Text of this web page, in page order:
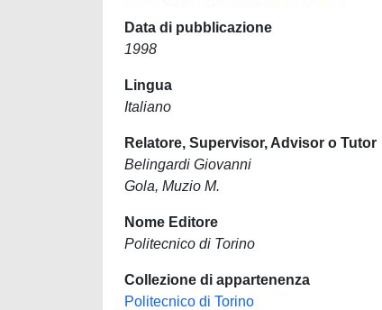
Data di pubblicazione
1998
Lingua
Italiano
Relatore, Supervisor, Advisor o Tutor
Belingardi Giovanni
Gola, Muzio M.
Nome Editore
Politecnico di Torino
Collezione di appartenenza
Politecnico di Torino